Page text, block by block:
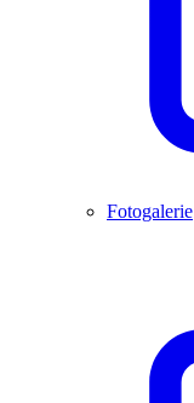
Fotogalerie